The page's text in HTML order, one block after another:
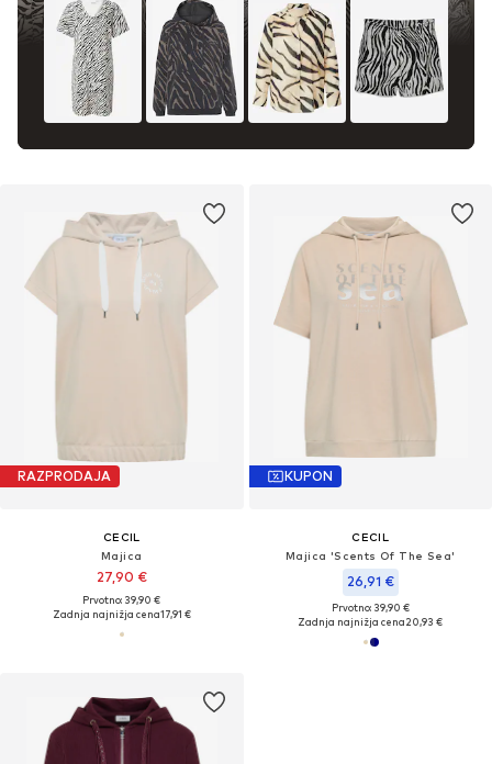
RAZPRODAJA
CECIL
Majica
27,90 €
Prvotno: 39,90 €
Zadnja najnižja cena17,91 €
KUPON
CECIL
Majica 'Scents Of The Sea'
26,91 €
Prvotno: 39,90 €
Zadnja najnižja cena20,93 €